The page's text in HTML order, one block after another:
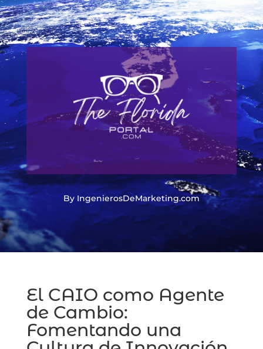
By IngenierosDeMarketing.com
El CAIO como Agente
de Cambio:
Fomentando una